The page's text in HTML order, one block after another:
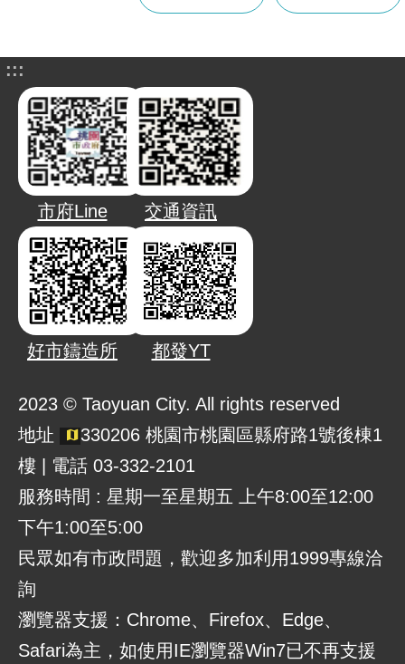
:::
市府Line
好市鑄造所
交通資訊
都發YT
2023 © Taoyuan City. All rights reserved
地址
330206 桃園市桃園區縣府路1號後棟1
樓 | 電話 03-332-2101
服務時間 : 星期一至星期五 上午8:00至12:00
下午1:00至5:00
民眾如有市政問題，歡迎多加利用1999專線洽
詢
瀏覽器支援：Chrome、Firefox、Edge、
Safari為主，如使用IE瀏覽器Win7已不再支援